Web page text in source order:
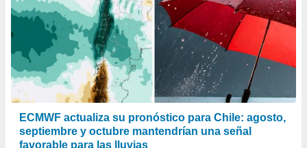
ECMWF actualiza su pronóstico para Chile: agosto,
septiembre y octubre mantendrían una señal
favorable para las lluvias